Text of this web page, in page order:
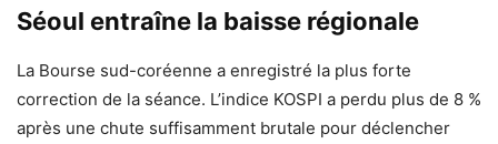
Séoul entraîne la baisse régionale
La Bourse sud-coréenne a enregistré la plus forte
correction de la séance. L’indice KOSPI a perdu plus de 8 %
après une chute suffisamment brutale pour déclencher